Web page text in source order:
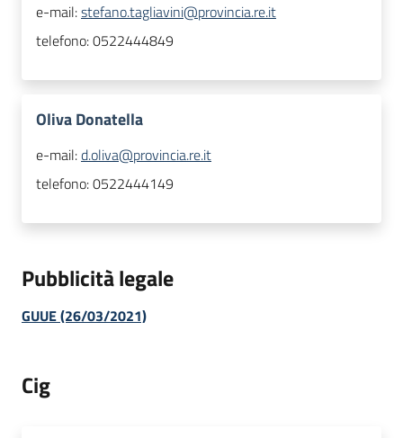
e-mail:stefano.tagliavini@provincia.re.it
telefono:0522444849
Oliva Donatella
e-mail:d.oliva@provincia.re.it
telefono:0522444149
Pubblicità legale
GUUE (26/03/2021)
Cig